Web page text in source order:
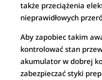
także przeciążenia
nieprawidłowych
Aby zapobiec takim
kontrolować stan
akumulator w dobrej
zabezpieczać styki